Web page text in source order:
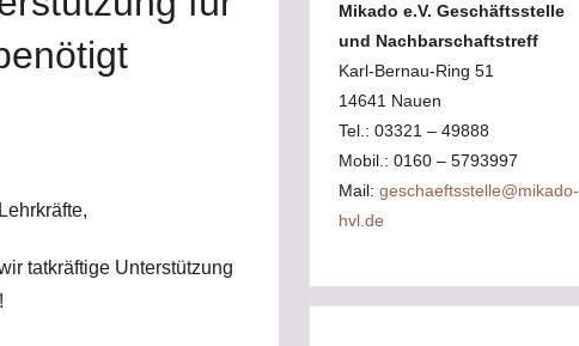
ins
aktiv
ihren
tatkräftige Unterstützung
Mikado e.V. Geschäftsstelle
und Nachbarschaftstreff
Karl-Bernau-Ring 51
14641 Nauen
Tel.: 03321 – 49888
Mobil.: 0160 – 5793997
Mail: geschaeftsstelle@mikado-
hvl.de